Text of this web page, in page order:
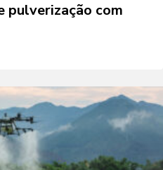
pulverização com